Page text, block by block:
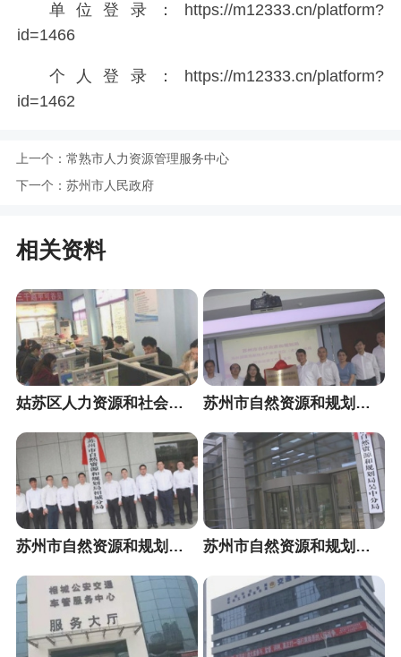
单位登录：https://m12333.cn/platform?
id=1466
个人登录：https://m12333.cn/platform?
id=1462
上一个： 常熟市人力资源管理服务中心
下一个： 苏州市人民政府
相关资料
姑苏区人力资源和社会保障局 苏州市自然资源和规划局高新区分局
苏州市自然资源和规划局相城分局 苏州市自然资源和规划局吴中分局